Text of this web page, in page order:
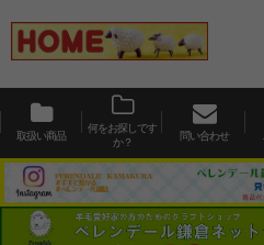
取扱い商品
何をお探しです
か？
問い合わせ